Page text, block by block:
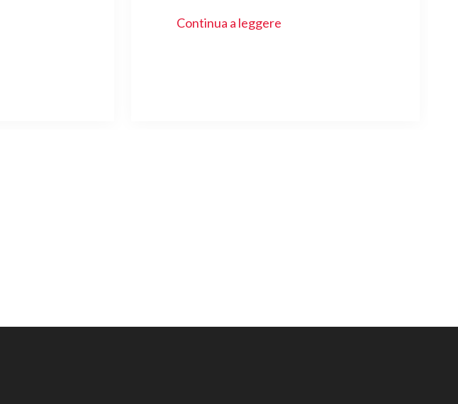
Continua a leggere